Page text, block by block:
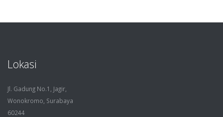
Lokasi
Jl. Gadung No.1, Jagir,
Wonokromo, Surabaya
60244